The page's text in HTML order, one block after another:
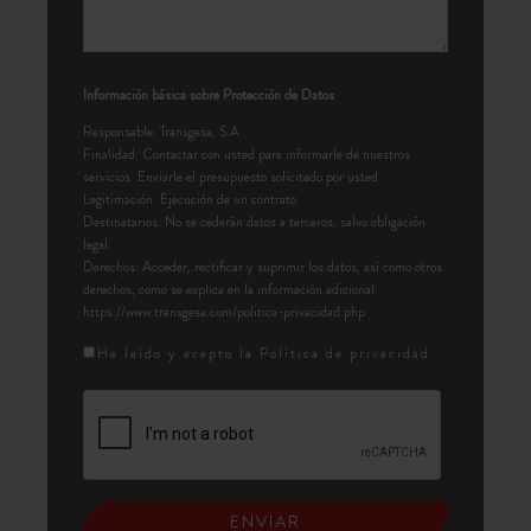
Información básica sobre Protección de Datos
Responsable: Transgesa, S.A
Finalidad: Contactar con usted para informarle de nuestros
servicios. Enviarle el presupuesto solicitado por usted.
Legitimación: Ejecución de un contrato
Destinatarios: No se cederán datos a terceros, salvo obligación
legal.
Derechos: Acceder, rectificar y suprimir los datos, así como otros
derechos, como se explica en la información adicional:
https://www.transgesa.com/politica-privacidad.php
He leído y acepto la Política de privacidad